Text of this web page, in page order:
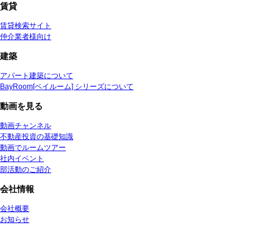
賃貸
賃貸検索サイト
仲介業者様向け
建築
アパート建築について
BayRoom[ベイルーム] シリーズについて
動画を見る
動画チャンネル
不動産投資の基礎知識
動画でルームツアー
社内イベント
部活動のご紹介
会社情報
会社概要
お知らせ